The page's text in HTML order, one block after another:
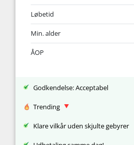
Løbetid
Min. alder
ÅOP
Godkendelse: Acceptabel
Trending
Klare vilkår uden skjulte gebyrer